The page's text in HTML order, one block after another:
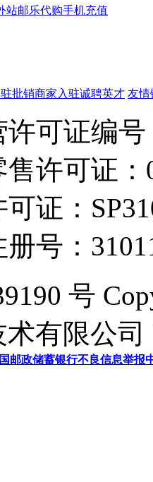
站邮乐代购手机充值
批销商家入驻诚聘英才 友情
可证编
许可证：
证：
号：
号
有限公司
邮政储蓄银行不良信息举报